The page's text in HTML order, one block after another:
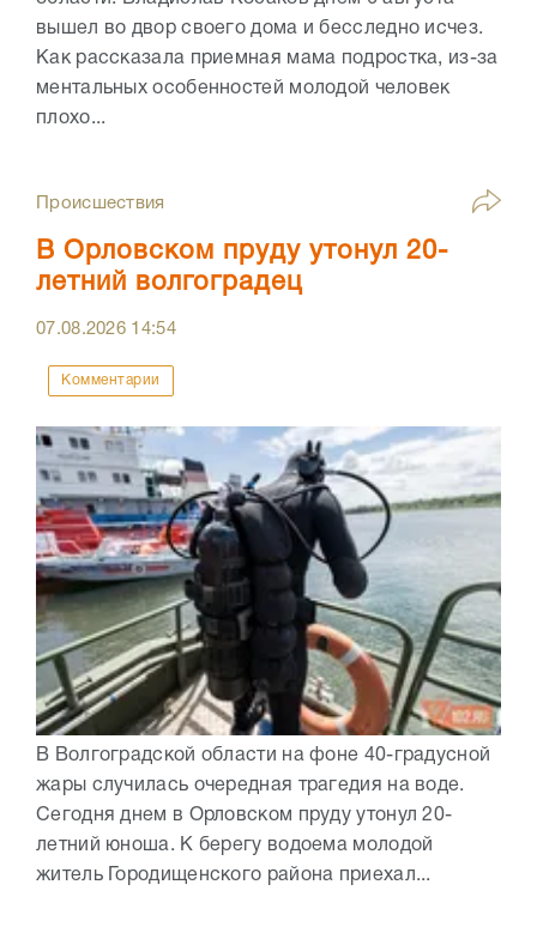
вышел во двор своего дома и бесследно исчез.
Как рассказала приемная мама подростка, из-за
ментальных особенностей молодой человек
плохо...
Происшествия
В Орловском пруду утонул 20-
летний волгоградец
07.08.2026 14:54
Комментарии
В Волгоградской области на фоне 40-градусной
жары случилась очередная трагедия на воде.
Сегодня днем в Орловском пруду утонул 20-
летний юноша. К берегу водоема молодой
житель Городищенского района приехал...